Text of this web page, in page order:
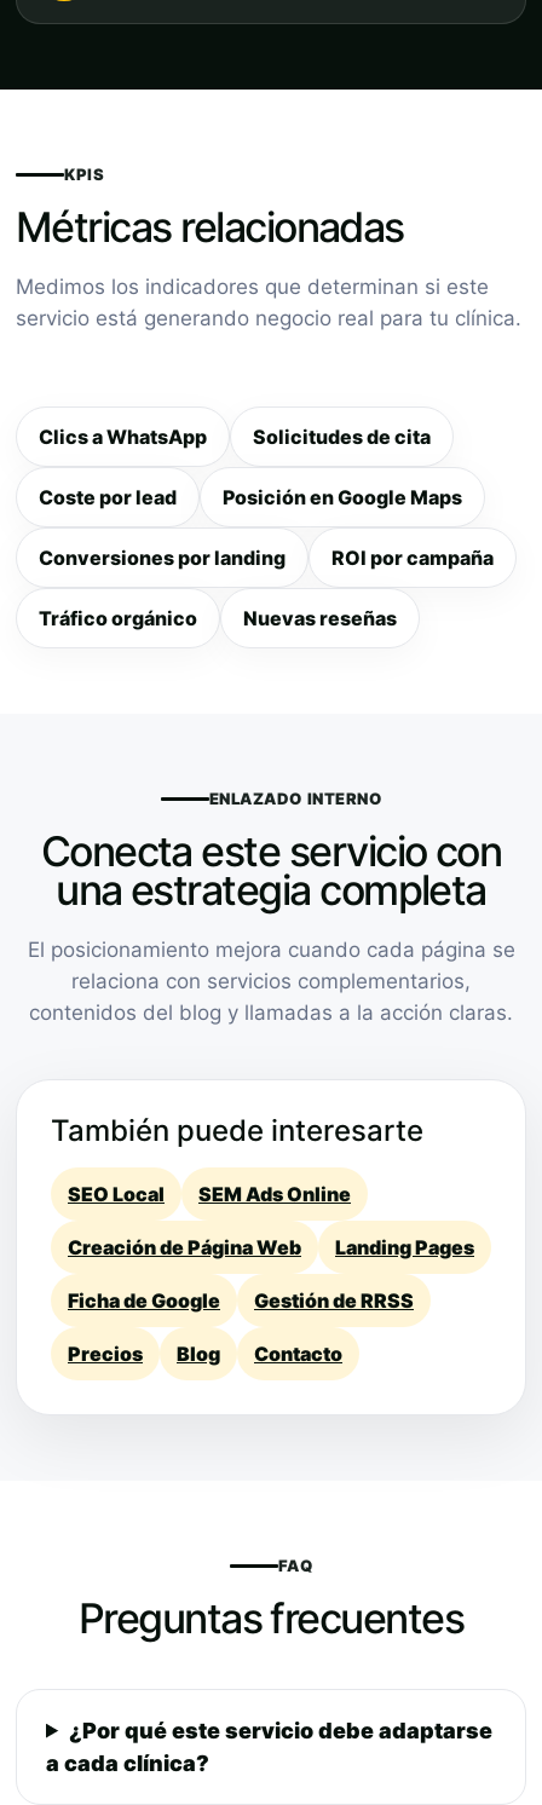
KPIS
Métricas relacionadas
Medimos los indicadores que determinan si este
servicio está generando negocio real para tu clínica.
Clics a WhatsApp Solicitudes de cita
Coste por lead Posición en Google Maps
Conversiones por landing ROI por campaña
Tráfico orgánico Nuevas reseñas
ENLAZADO INTERNO
Conecta este servicio con
una estrategia completa
El posicionamiento mejora cuando cada página se
relaciona con servicios complementarios,
contenidos del blog y llamadas a la acción claras.
También puede interesarte
SEO Local SEM Ads Online
Creación de Página Web Landing Pages
Ficha de Google Gestión de RRSS
Precios Blog Contacto
FAQ
Preguntas frecuentes
¿Por qué este servicio debe adaptarse
a cada clínica?